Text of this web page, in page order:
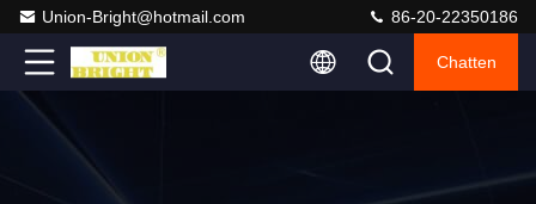
Union-Bright@hotmail.com 86-20-22350186
Chatten